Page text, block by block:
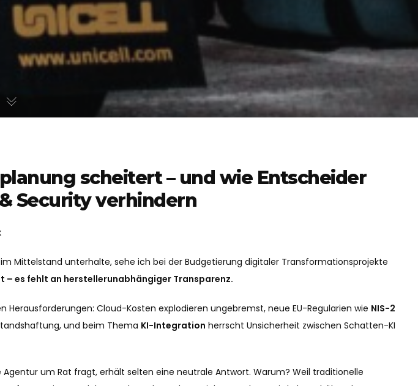
scheitert – und wie Entscheider
Security verhindern
Mittelstand unterhalte, sehe ich bei der Budgetierung digitaler Transformationsprojekte
– es fehlt an herstellerunabhängiger Transparenz.
Cloud-Kosten explodieren ungebremst, neue EU-Regularien wie NIS-2
und beim Thema KI-Integration herrscht Unsicherheit zwischen Schatten-KI
um Rat fragt, erhält selten eine neutrale Antwort. Warum? Weil traditionelle